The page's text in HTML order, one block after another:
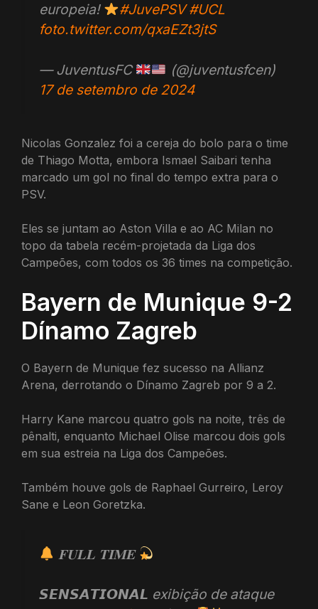
europeia!
#JuvePSV #UCL
foto.twitter.com/qxaEZt3jtS
— JuventusFC
(@juventusfcen)
17 de setembro de 2024
Nicolas Gonzalez foi a cereja do bolo para o time
de Thiago Motta, embora Ismael Saibari tenha
marcado um gol no final do tempo extra para o
PSV.
Eles se juntam ao Aston Villa e ao AC Milan no
topo da tabela recém-projetada da Liga dos
Campeões, com todos os 36 times na competição.
Bayern de Munique 9-2
Dínamo Zagreb
O Bayern de Munique fez sucesso na Allianz
Arena, derrotando o Dínamo Zagreb por 9 a 2.
Harry Kane marcou quatro gols na noite, três de
pênalti, enquanto Michael Olise marcou dois gols
em sua estreia na Liga dos Campeões.
Também houve gols de Raphael Gurreiro, Leroy
Sane e Leon Goretzka.
𝐅𝐔𝐋𝐋 𝐓𝐈𝐌𝐄
𝙎𝙀𝙉𝙎𝘼𝙏𝙄𝙊𝙉𝘼𝙇 exibição de ataque